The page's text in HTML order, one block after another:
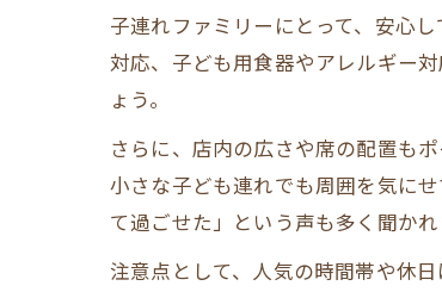
子連れファミリーにとって、安心
対応、子ども用食器やアレルギー
ょう。
さらに、店内の広さや席の配置も
小さな子ども連れでも周囲を気に
て過ごせた」という声も多く聞かれ
注意点として、人気の時間帯や休